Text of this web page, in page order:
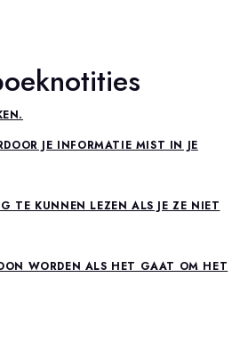
JE INFORMATIE MIST IN JE
TE KUNNEN LEZEN ALS JE ZE NIET
WORDEN ALS HET GAAT OM HET